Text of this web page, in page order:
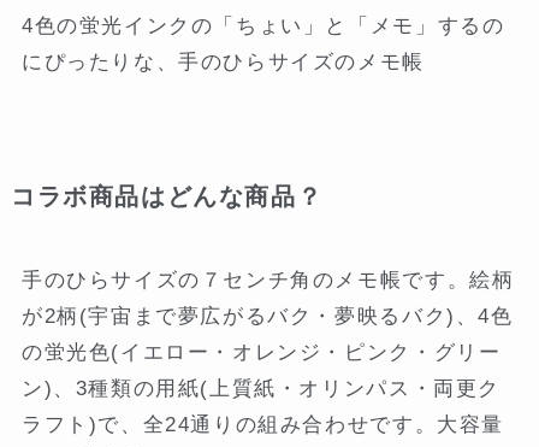
4色の蛍光インクの「ちょい」と「メモ」するの
にぴったりな、手のひらサイズのメモ帳
コラボ商品はどんな商品？
手のひらサイズの７センチ角のメモ帳です。絵柄
が2柄(宇宙まで夢広がるバク・夢映るバク)、4色
の蛍光色(イエロー・オレンジ・ピンク・グリー
ン)、3種類の用紙(上質紙・オリンパス・両更ク
ラフト)で、全24通りの組み合わせです。大容量